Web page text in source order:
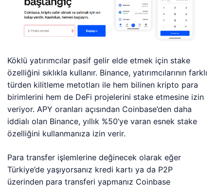
Köklü yatırımcılar pasif gelir elde etmek için stake
özelliğini sıklıkla kullanır. Binance, yatırımcılarının farklı
türden kilitleme metotları ile hem bilinen kripto para
birimlerini hem de DeFi projelerini stake etmesine izin
veriyor. APY oranları açısından Coinbase’den daha
iddialı olan Binance, yıllık %50’ye varan esnek stake
özelliğini kullanmanıza izin verir.
Para transfer işlemlerine değinecek olarak eğer
Türkiye’de yaşıyorsanız kredi kartı ya da P2P
üzerinden para transferi yapmanız Coinbase